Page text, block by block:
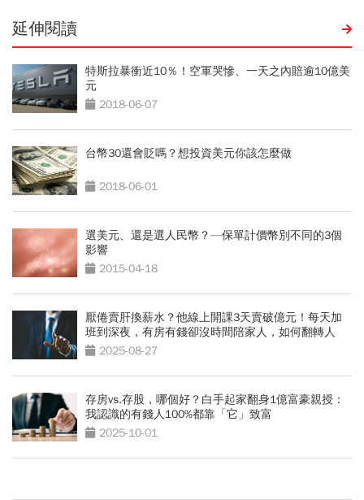
延伸閱讀
特斯拉暴衝近10％！空軍哭慘、一天之內賠逾10億美
元
2018-06-07
台幣30還會貶嗎？想投資美元你該怎麼做
2018-06-01
選美元、還是選人民幣？—保單計價幣別不同的3個
影響
2015-04-18
厭倦賣肝換薪水？他線上開課3天賣破億元！每天加
班到深夜，有房有錢卻沒時間陪家人，如何翻轉人
生？2025-08-27
存房vs.存股，哪個好？白手起家翻身1億富豪親授：
我認識的有錢人100%都靠「它」致富
2025-10-01